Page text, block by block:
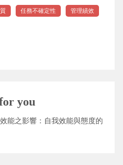
任務不確定性 管理績效
you
能之影響：自我效能與態度的